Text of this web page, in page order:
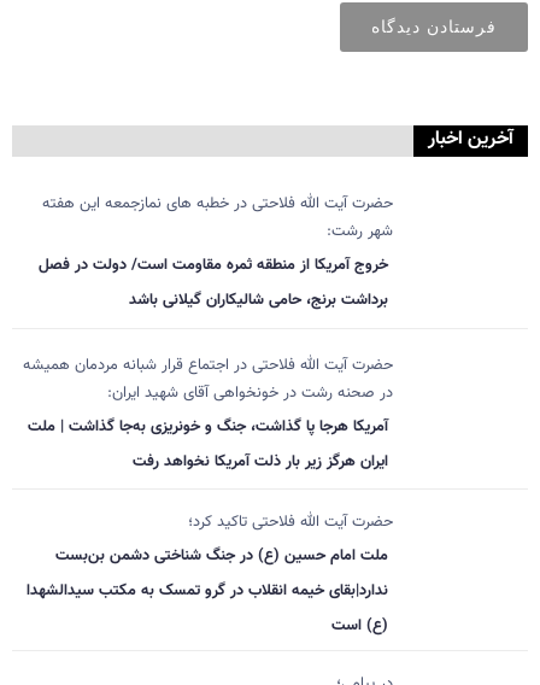
آخرین اخبار
حضرت آیت الله فلاحتی در خطبه های نمازجمعه این هفته
شهر رشت:
خروج آمریکا از منطقه ثمره مقاومت است/ دولت در فصل
برداشت برنج، حامی شالیکاران گیلانی باشد
حضرت آیت الله فلاحتی در اجتماع قرار شبانه مردمان همیشه
در صحنه رشت در خونخواهی آقای شهید ایران:
آمریکا هرجا پا گذاشت، جنگ و خونریزی به‌جا گذاشت | ملت
ایران هرگز زیر بار ذلت آمریکا نخواهد رفت
حضرت آیت الله فلاحتی تاکید کرد؛
ملت امام حسین (ع) در جنگ شناختی دشمن بن‌بست
ندارد|بقای خیمه انقلاب در گرو تمسک به مکتب سیدالشهدا
(ع) است